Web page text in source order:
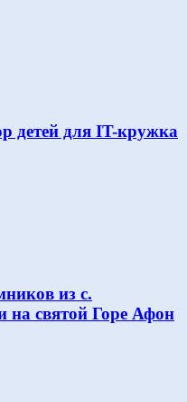
детей для IT-кружка
из с.
святой Горе Афон